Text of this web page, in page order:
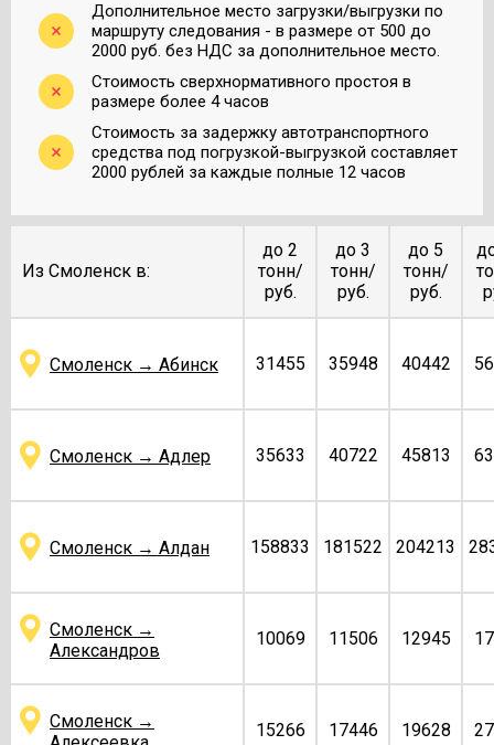
Дополнительное место загрузки/выгрузки по
маршруту следования - в размере от 500 до
2000 руб. без НДС за дополнительное место.
Стоимость сверхнормативного простоя в
размере более 4 часов
Стоимость за задержку автотранспортного
средства под погрузкой-выгрузкой составляет
2000 рублей за каждые полные 12 часов
Из Смоленск в:
до 2
тонн/
руб.
до 3
тонн/
руб.
до 5
тонн/
руб.
Смоленск → Абинск 31455 35948 40442
Смоленск → Адлер 35633 40722 45813
Смоленск → Алдан 158833 181522 204213
Смоленск →
Александров
10069 11506 12945
Смоленск →
15266 17446 19628